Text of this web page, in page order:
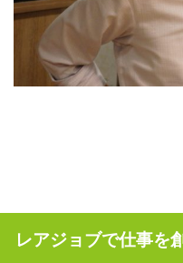
レアジョブで仕事を